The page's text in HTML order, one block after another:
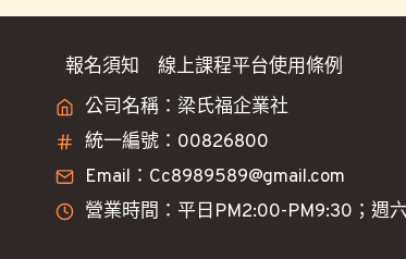
報名須知
線上課程平台使用條例
公司名稱：梁氏福企業社
統一編號：00826800
Email：Cc8989589@gmail.com
營業時間：平日PM2:00-PM9:30；週